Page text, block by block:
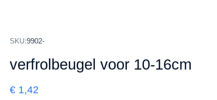
SKU:9902-
verfrolbeugel voor 10-16cm
€ 1,42